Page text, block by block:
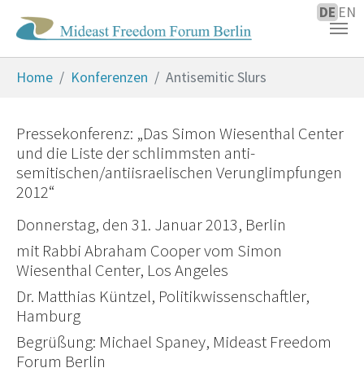
DE EN
Home Konferenzen Antisemitic Slurs
Pressekonferenz: „Das Simon Wiesenthal Center
und die Liste der schlimmsten anti-
semitischen/antiisraelischen Verunglimpfungen
2012“
Donnerstag, den 31. Januar 2013, Berlin
mit Rabbi Abraham Cooper vom Simon
Wiesenthal Center, Los Angeles
Dr. Matthias Küntzel, Politikwissenschaftler,
Hamburg
Begrüßung: Michael Spaney, Mideast Freedom
Forum Berlin